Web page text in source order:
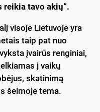
reikia tavo akių“.
visoje Lietuvoje yra
taip pat nuo
įvairūs renginiai,
į vaikų
skatinimą
šeimoje tema.